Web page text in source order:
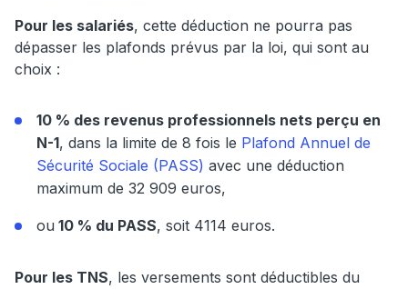
Pour les salariés, cette déduction ne pourra pas
dépasser les plafonds prévus par la loi, qui sont au
choix :
10 % des revenus professionnels nets perçu en
N-1, dans la limite de 8 fois le Plafond Annuel de
Sécurité Sociale (PASS) avec une déduction
maximum de 32 909 euros,
ou 10 % du PASS, soit 4114 euros.
Pour les TNS, les versements sont déductibles du